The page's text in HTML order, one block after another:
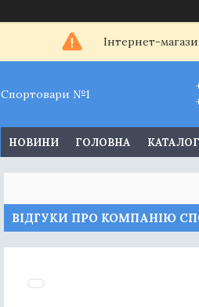
Інтернет-
Спортовари №1
НОВИНИ ГОЛОВНА КАТАЛОГ
ВІДГУКИ ПРО КОМПАНІЮ